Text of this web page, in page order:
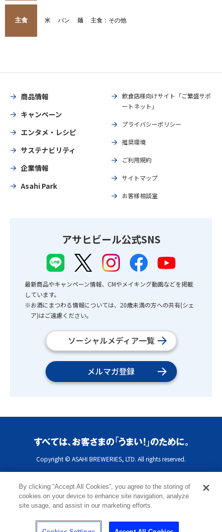
主食 米 パン 麺 主食：その他
商品情報
キャンペーン
エンタメ・レシピ
サステナビリティ
企業情報
Asahi Park
飲食店様向けサイト「ご繁盛サポ
ートネット」
プライバシーポリシー
推奨環境
ご利用規約
サイトマップ
お客様相談室
アサヒビール公式SNS
最新商品やキャンペーン情報、CMやメイキング動画などを掲載
しています。
※お酒にまつわる情報については、20歳未満の方への共有(シェ
ア)はご遠慮ください。
ソーシャルメディア一覧
メルマガ登録
Copyright © ASAHI BREWERIES, LTD. All rights reserved.
By clicking “Accept All Cookies”, you agree to the storing of
cookies on your device to enhance site navigation, analyze
site usage, and assist in our marketing efforts.